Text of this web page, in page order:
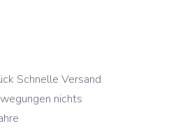
bis zu Übergrößen). Für deine Kids haben wir funktionelle und trendige Sportbekleidung sowie Accessoires für Sportarten, die deine aktiven Mädels und Jungs begeistern. Zahlung auf Rechnung T-Shirts, Trikots, Jacken, Hosen ... für Ihre erstmalige Anmeldung zu unserem Newsletter. Unter der Sportbekleidung für Damen, Herren und Kinder findet sich übrigens auch die ideale Kleidung zum Sportschauen ��� Trikots & Fanartikel sind für jede Altersklasse zu erwerben. Onlineshop für Sportler | Sportgeräte , Sportausrüstung, Sportbekleidung Trendbewusste Damen kommen im Online-Shop von creation L auf ihre Kosten – denn hier warten exklusive Mode-Ideen in edlen Qualitäten und in einer Größenvielfalt, die jeder Figur das Richtige bietet. Damenbekleidung Von Kopf bis Fuß & von Wäsche bis Mantel. Bequem, funktional und stylish ��� so sollen Sporthosen für Damen sein. 5€für Ihre erstmalige Anmeldung zu unserem Newsletter. Von atmungsaktiver Damen Sportbekleidung aus innovativen Funktionsfasern bis zu bequemer Freizeitmode aus weichen Sweatstoffen: Atelier Goldner Schnitt bietet sportliche Damenbekleidung wie T-Shirts, Sweatshirts, Jogginghosen, Sportjacken und Sportanzüge in umfangreicher Auswahl. Wir verwenden Cookies und Ã¤hnliche Tools, um Ihr Ei